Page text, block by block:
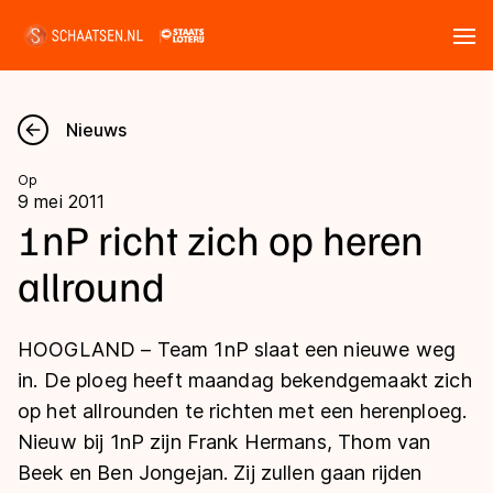
Nieuws
Kalender
Disciplines
Langebaan
Shorttrack
Inlineskaten
Uitslagen
Langebaan
Shorttrack
Marathon
Tijden & historie
Ranglijsten Langebaan
Nieuws
Op
9 mei 2011
1nP richt zich op heren
allround
HOOGLAND – Team 1nP slaat een nieuwe weg
in. De ploeg heeft maandag bekendgemaakt zich
op het allrounden te richten met een herenploeg.
Nieuw bij 1nP zijn Frank Hermans, Thom van
Beek en Ben Jongejan. Zij zullen gaan rijden